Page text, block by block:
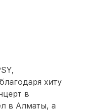
хиту
в
в Алматы, а